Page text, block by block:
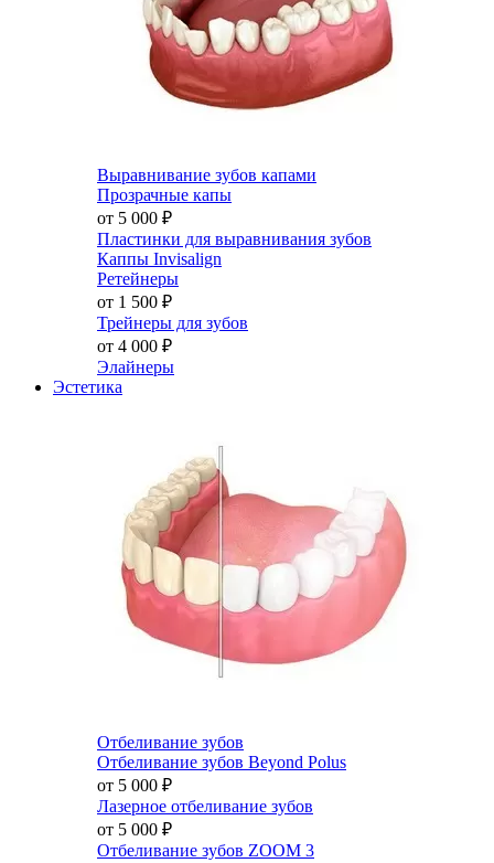
Выравнивание зубов капами
Прозрачные капы
от 5 000 ₽
Пластинки для выравнивания зубов
Каппы Invisalign
Ретейнеры
от 1 500 ₽
Трейнеры для зубов
от 4 000 ₽
Элайнеры
Эстетика
Отбеливание зубов
Отбеливание зубов Beyond Polus
от 5 000 ₽
Лазерное отбеливание зубов
от 5 000 ₽
Отбеливание зубов ZOOM 3